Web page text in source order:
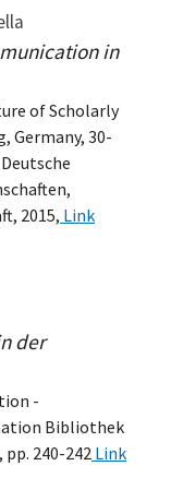
in
of Scholarly
Germany, 30-
2015, Link
der
-
Bibliothek
pp. 240-242 Link